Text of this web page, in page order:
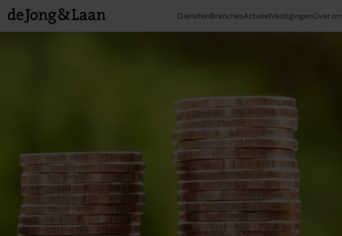
DienstenBranchesActueelVestigingenOver